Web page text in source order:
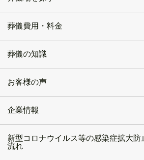
葬儀費用・料金
葬儀の知識
お客様の声
企業情報
新型コロナウイルス等の感染症拡大防
流れ